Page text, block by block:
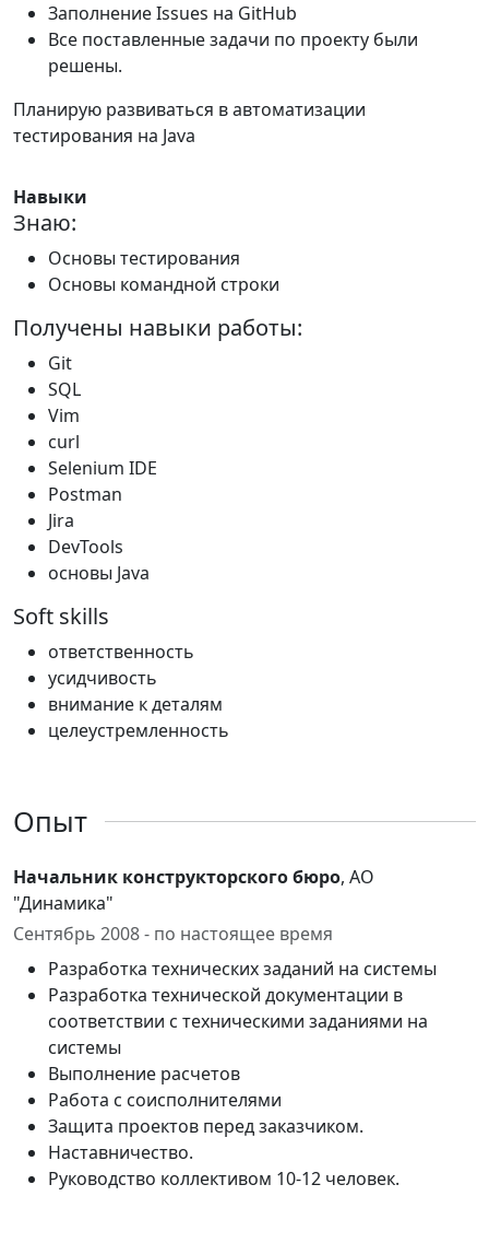
Заполнение Issues на GitHub
Все поставленные задачи по проекту были
решены.
Планирую развиваться в автоматизации
тестирования на Java
Навыки
Знаю:
Основы тестирования
Основы командной строки
Получены навыки работы:
Git
SQL
Vim
curl
Selenium IDE
Postman
Jira
DevTools
основы Java
Soft skills
ответственность
усидчивость
внимание к деталям
целеустремленность
Опыт
Начальник конструкторского бюро, АО
"Динамика"
Сентябрь 2008 - по настоящее время
Разработка технических заданий на системы
Разработка технической документации в
соответствии с техническими заданиями на
системы
Выполнение расчетов
Работа с соисполнителями
Защита проектов перед заказчиком.
Наставничество.
Руководство коллективом 10-12 человек.